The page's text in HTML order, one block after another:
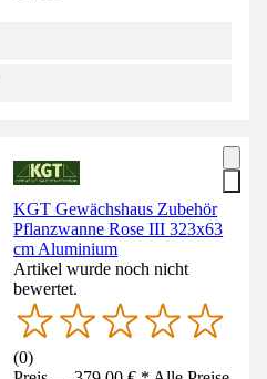
KGT Gewächshaus Zubehör
Pflanzwanne Rose III 323x63
cm Aluminium
Artikel wurde noch nicht
bewertet.
(0)